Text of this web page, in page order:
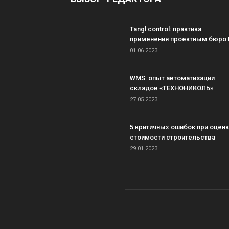
Tangl control: практика
применения проектным бюро
01.06.2023
WMS: опыт автоматизации
складов «ТЕХНОНИКОЛЬ»
27.05.2023
5 критичных ошибок при
стоимости строительства
29.01.2023